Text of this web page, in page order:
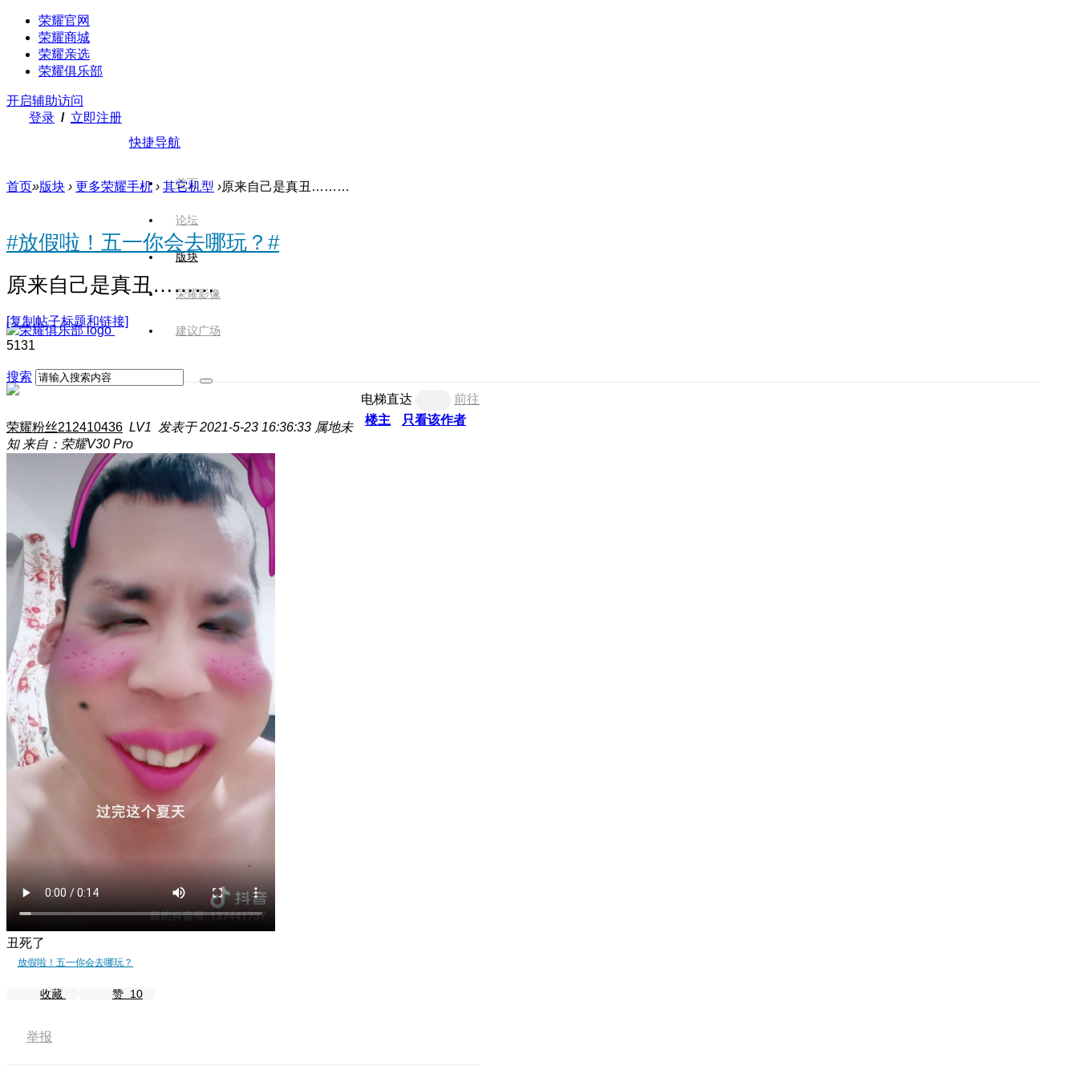
荣耀官网
荣耀商城
荣耀亲选
荣耀俱乐部
开启辅助访问
登录 / 立即注册
快捷导航
首页
论坛
版块
荣耀影像
建议广场
搜索
首页»版块 › 更多荣耀手机 › 其它机型 ›原来自己是真丑………
#放假啦！五一你会去哪玩？#
原来自己是真丑………
[复制帖子标题和链接]
5131
电梯直达
前往
楼主
只看该作者
荣耀粉丝212410436 LV1 发表于 2021-5-23 16:36:33 属地未
知 来自：荣耀V30 Pro
丑死了
放假啦！五一你会去哪玩？
收藏 赞 10
举报